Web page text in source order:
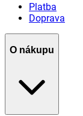
Platba
Doprava
O nákupu